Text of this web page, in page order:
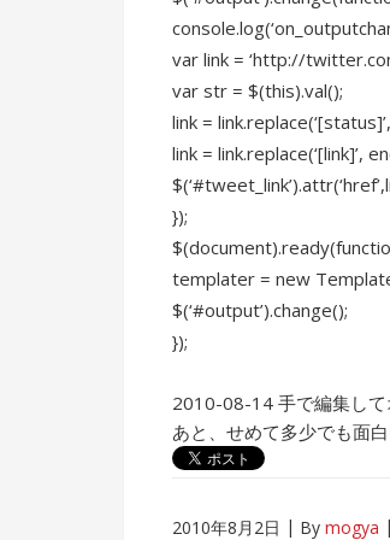
var link = ‘http://
var str = $(this).val();
link =
link = link.replace(‘[link]’,
});
templater = new
$(‘#output’).change();
});
2010-08-14 手で編集して
あと、せめて多少でも面
2010年8月2日 By mogya